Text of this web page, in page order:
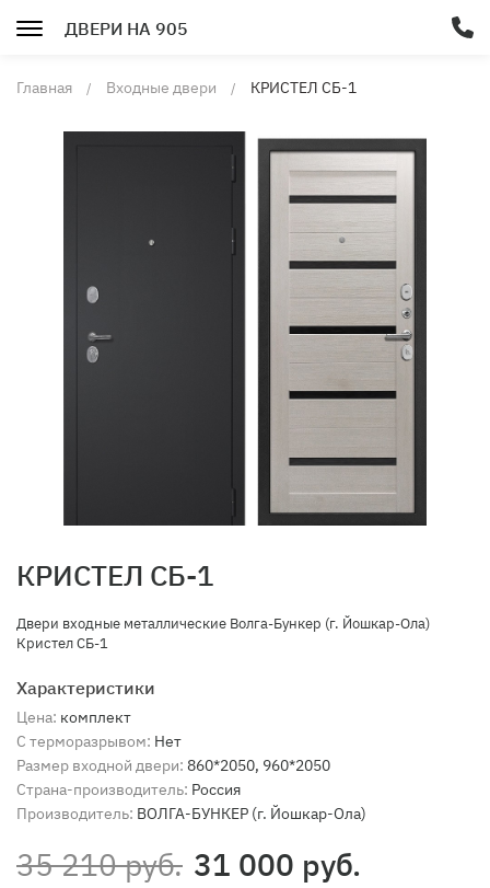
ДВЕРИ НА 905
Главная Входные двери КРИСТЕЛ СБ-1
КРИСТЕЛ СБ-1
Двери входные металлические Волга-Бункер (г. Йошкар-Ола)
Кристел СБ-1
Характеристики
Цена: комплект
С терморазрывом: Нет
Размер входной двери: 860*2050, 960*2050
Страна-производитель: Россия
Производитель: ВОЛГА-БУНКЕР (г. Йошкар-Ола)
35 210 руб. 31 000 руб.